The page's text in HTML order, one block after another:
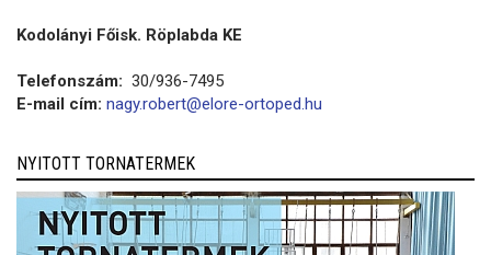
Kodolányi Főisk. Röplabda KE
Telefonszám: 30/936-7495
E-mail cím: nagy.robert@elore-ortoped.hu
NYITOTT TORNATERMEK